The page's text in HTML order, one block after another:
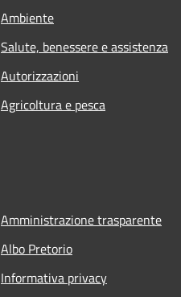
Ambiente
Salute, benessere e assistenza
Autorizzazioni
Agricoltura e pesca
Amministrazione trasparente
Albo Pretorio
Informativa privacy